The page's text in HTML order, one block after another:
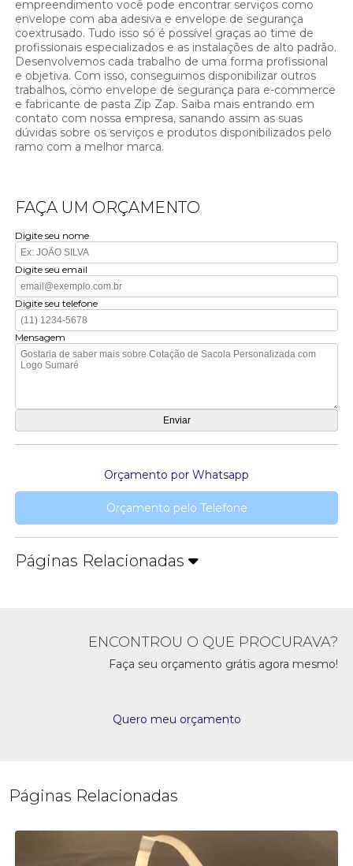
empreendimento você pode encontrar serviços como
envelope com aba adesiva e envelope de segurança
coextrusado. Tudo isso só é possível graças ao time de
profissionais especializados e as instalações de alto padrão.
Desenvolvemos cada trabalho de uma forma profissional
e objetiva. Com isso, conseguimos disponibilizar outros
trabalhos, como envelope de segurança para e-commerce
e fabricante de pasta Zip Zap. Saiba mais entrando em
contato com nossa empresa, sanando assim as suas
dúvidas sobre os serviços e produtos disponibilizados pelo
ramo com a melhor marca.
FAÇA UM ORÇAMENTO
Digite seu nome
Digite seu email
Digite seu telefone
Mensagem
Orçamento por Whatsapp
Orçamento pelo Telefone
Páginas Relacionadas
ENCONTROU O QUE PROCURAVA?
Faça seu orçamento grátis agora mesmo!
Quero meu orçamento
Páginas Relacionadas